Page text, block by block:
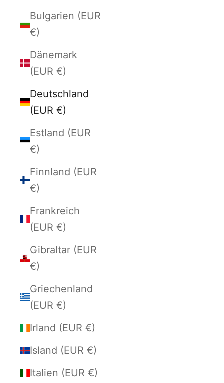
Bulgarien (EUR
€)
Dänemark
(EUR €)
Deutschland
(EUR €)
Estland (EUR
€)
Finnland (EUR
€)
Frankreich
(EUR €)
Gibraltar (EUR
€)
Griechenland
(EUR €)
Irland (EUR €)
Island (EUR €)
Italien (EUR €)